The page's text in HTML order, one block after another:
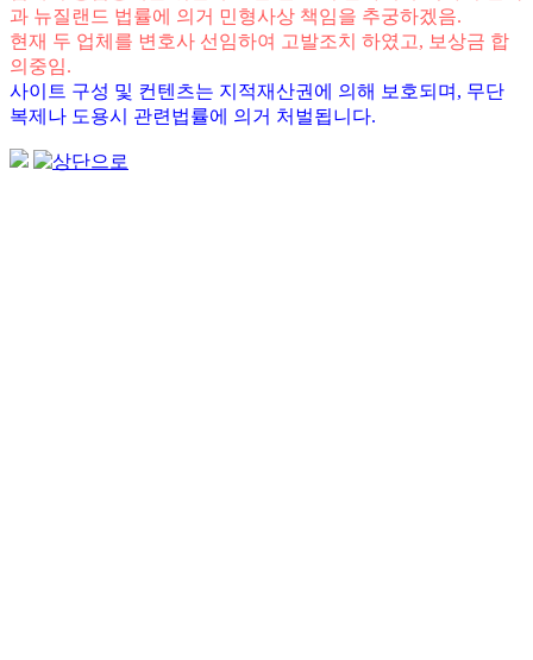
과 뉴질랜드 법률에 의거 민형사상 책임을 추궁하겠음.
현재 두 업체를 변호사 선임하여 고발조치 하였고, 보상금 합
의중임.
사이트 구성 및 컨텐츠는 지적재산권에 의해 보호되며, 무단
복제나 도용시 관련법률에 의거 처벌됩니다.